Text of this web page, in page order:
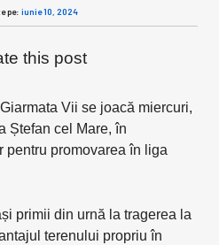
pe: iunie 10, 2024
this post
Vii se joacă miercuri,
Ștefan cel Mare, în
promovarea în liga
primii din urnă la tragerea la
terenului propriu în